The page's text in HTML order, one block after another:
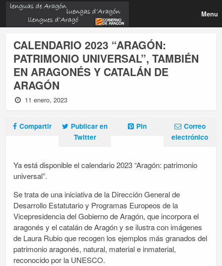
Menu
CALENDARIO 2023 “ARAGÓN:
PATRIMONIO UNIVERSAL”, TAMBIÉN
EN ARAGONÉS Y CATALÁN DE
ARAGÓN
11 enero, 2023
Compartir
Publicar en
Twitter
Pin
Correo
electrónico
Ya está disponible el calendario 2023 “Aragón: patrimonio
universal”.
Se trata de una iniciativa de la Dirección General de
Desarrollo Estatutario y Programas Europeos de la
Vicepresidencia del Gobierno de Aragón, que incorpora el
aragonés y el catalán de Aragón y se ilustra con imágenes
de Laura Rubio que recogen los ejemplos más granados del
patrimonio aragonés, natural, material e inmaterial,
reconocido por la UNESCO.